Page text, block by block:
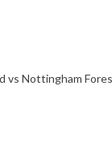
vs Nottingham